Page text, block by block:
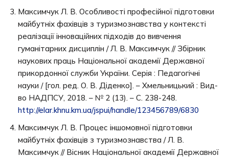
Максимчук Л. В. Особливості професійної підготовки
майбутніх фахівців з туризмознавства у контексті
реалізації інноваційних підходів до вивчення
гуманітарних дисциплін / Л. В. Максимчук // Збірник
наукових праць Національної академії Державної
прикордонної служби України. Серія : Педагогічні
науки / [гол. ред. О. В. Діденко]. – Хмельницький : Вид-
во НАДПСУ, 2018. – № 2 (13). – С. 238-248.
http://elar.khnu.km.ua/jspui/handle/123456789/6830
Максимчук Л. В. Процес іншомовної підготовки
майбутніх фахівців з туризмознавства / Л. В.
Максимчук // Вісник Національної академії Державної